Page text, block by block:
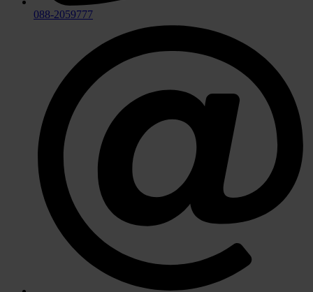
088-2059777